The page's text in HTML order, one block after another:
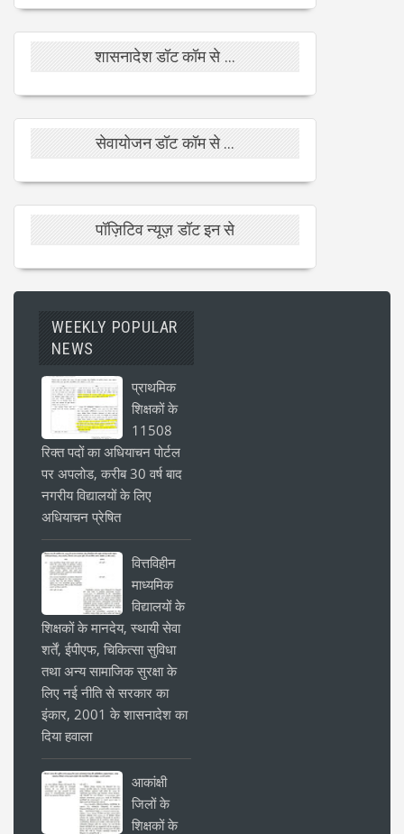
शासनादेश डॉट कॉम से ...
सेवायोजन डॉट कॉम से ...
पॉज़िटिव न्यूज़ डॉट इन से
WEEKLY POPULAR
NEWS
प्राथमिक
शिक्षकों के
11508
रिक्त पदों का अधियाचन पोर्टल
पर अपलोड, करीब 30 वर्ष बाद
नगरीय विद्यालयों के लिए
अधियाचन प्रेषित
वित्तविहीन
माध्यमिक
विद्यालयों के
शिक्षकों के मानदेय, स्थायी सेवा
शर्तें, ईपीएफ, चिकित्सा सुविधा
तथा अन्य सामाजिक सुरक्षा के
लिए नई नीति से सरकार का
इंकार, 2001 के शासनादेश का
दिया हवाला
आकांक्षी
जिलों के
शिक्षकों के